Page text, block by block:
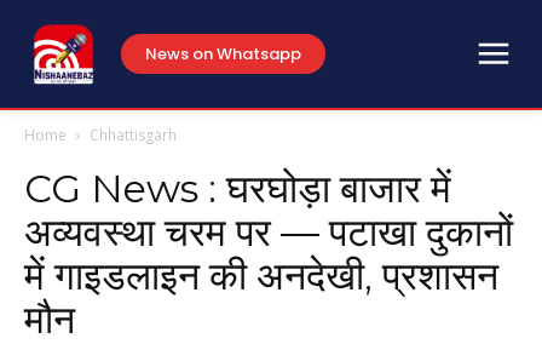
News on Whatsapp
Home Chhattisgarh
CG News : घरघोड़ा बाजार में
अव्यवस्था चरम पर — पटाखा दुकानों
में गाइडलाइन की अनदेखी, प्रशासन
मौन